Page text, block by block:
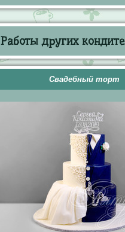
Работы других
Свадебный торт